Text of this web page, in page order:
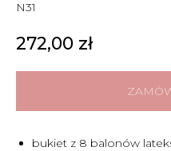
N31
272,00 zł
bukiet z 8 balonów